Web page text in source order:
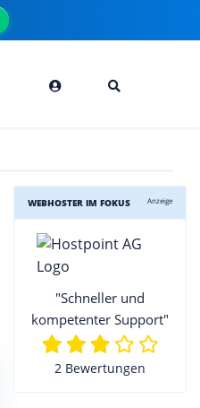
WEBHOSTER IM FOKUS Anzeige
"Schneller und
kompetenter Support"
2 Bewertungen